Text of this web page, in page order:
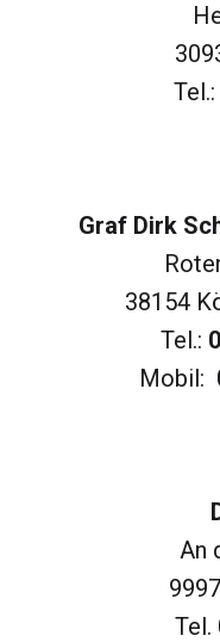
Tel.:
Graf Dirk
38154
Tel.:
Mobil:
An
Tel.